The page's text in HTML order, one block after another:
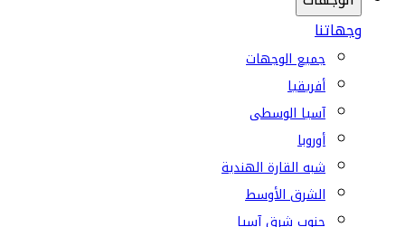
وجهاتنا
جميع الوجهات
أفريقيا
آسيا الوسطى
أوروبا
شبه القارة الهندية
الشرق الأوسط
جنوب شرق آسيا